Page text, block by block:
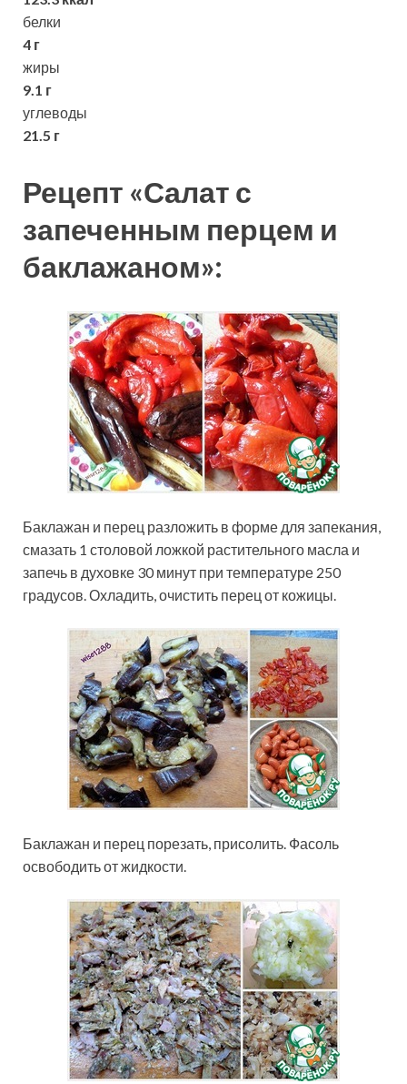
белки
4 г
жиры
9.1 г
углеводы
21.5 г
Рецепт «Салат с
запеченным перцем и
баклажаном»:
Баклажан и перец разложить в форме для запекания,
смазать 1 столовой ложкой растительного масла и
запечь в духовке 30 минут при температуре 250
градусов. Охладить, очистить перец от кожицы.
Баклажан и перец порезать, присолить. Фасоль
освободить от жидкости.